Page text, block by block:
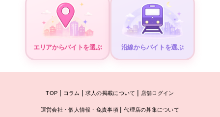
エリアからバイトを選ぶ 沿線からバイトを選ぶ
TOP | コラム | 求人の掲載について | 店舗ログイン
運営会社・個人情報・免責事項 | 代理店の募集について